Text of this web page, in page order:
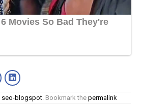
seo-blogspot . Bookmark the permalink